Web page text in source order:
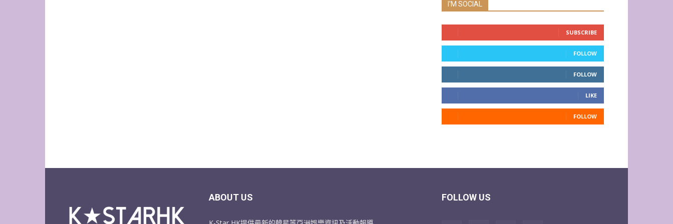
I'M SOCIAL
SUBSCRIBE
FOLLOW
FOLLOW
LIKE
FOLLOW
ABOUT US FOLLOW US